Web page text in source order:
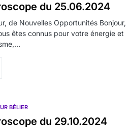
du 25.06.2024
de Nouvelles Opportunités Bonjour,
êtes connus pour votre énergie et
BÉLIER
du 29.10.2024